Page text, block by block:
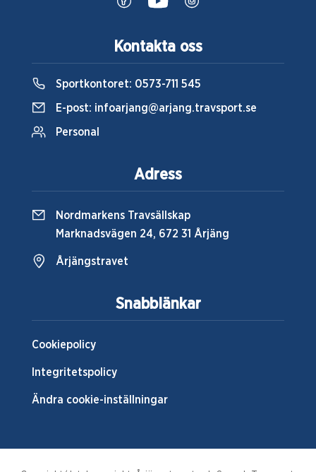
Snabblänkar
Cookiepolicy
Integritetspolicy
Ändra cookie-inställningar
Kontakta oss
Sportkontoret: 0573-711 545
E-post: infoarjang@arjang.travsport.se
Personal
Adress
Nordmarkens Travsällskap
Marknadsvägen 24, 672 31 Årjäng
Årjängstravet